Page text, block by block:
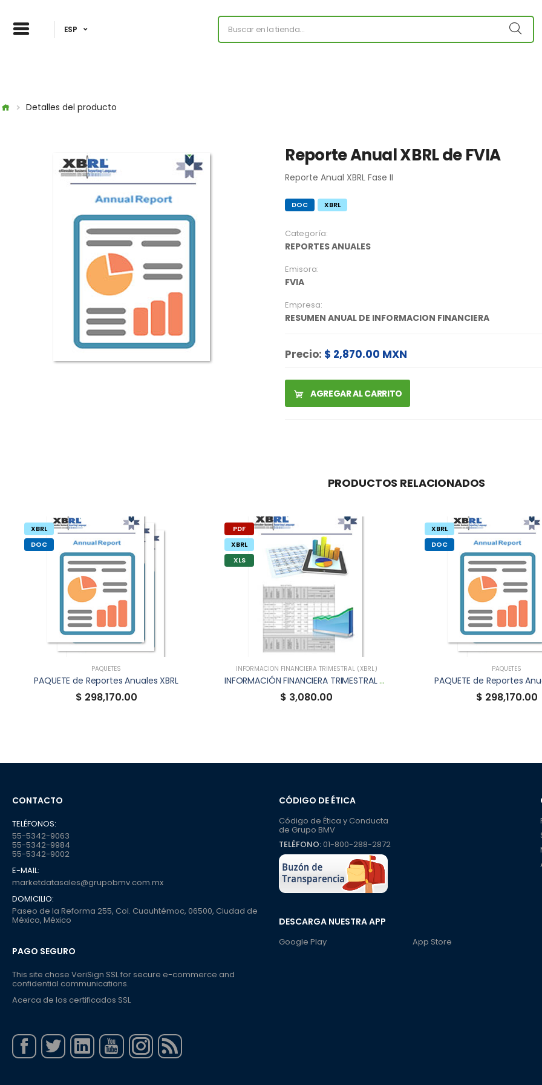
ESP
Detalles del producto
Reporte Anual XBRL de FVIA
Reporte Anual XBRL Fase II
DOC XBRL
Categoría:
REPORTES ANUALES
Emisora:
FVIA
Empresa:
RESUMEN ANUAL DE INFORMACION FINANCIERA
Precio: $ 2,870.00 MXN
AGREGAR AL CARRITO
PRODUCTOS RELACIONADOS
XBRL
DOC
PAQUETES
PAQUETE de Reportes Anuales XBRL
$ 298,170.00
PDF
XBRL
XLS
INFORMACIÓN FINANCIERA TRIMESTRAL (XBRL)
INFORMACIÓN FINANCIERA TRIMESTRAL XBRL DE FVIA
$ 3,080.00
XBRL
DOC
PAQUETES
PAQUETE de Reportes
$ 298,170.00
CÓDIGO DE ÉTICA
Código de Ética y Conducta
de Grupo BMV
TELÉFONO:01-800-288-2872
DESCARGA NUESTRA APP
Google Play App Store
CONTACTO
TELÉFONOS:
55-5342-9063
55-5342-9984
55-5342-9002
E-MAIL:
marketdatasales@grupobmv.com.mx
DOMICILIO:
Paseo de la Reforma 255, Col. Cuauhtémoc, 06500, Ciudad de
México, México
PAGO SEGURO
This site chose VeriSign SSL for secure e-commerce and
confidential communications.
Acerca de los certificados SSL